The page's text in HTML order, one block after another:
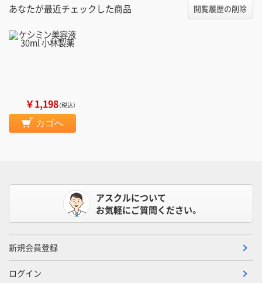
あなたが最近チェックした商品 閲覧履歴の削除
￥1,198（税込）
カゴへ
アスクルについて
お気軽にご質問ください。
新規会員登録
ログイン